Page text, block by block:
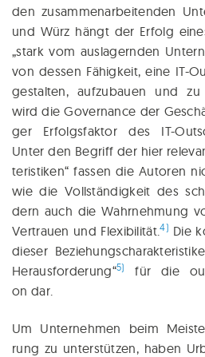
den zusam­men­ar­bei­ten­den
und Würz hängt der Erfolg
„stark vom aus­la­gern­den
von des­sen Fähig­keit, eine IT-
gestal­ten, auf­zu­bau­en und zu
wird die Gover­nan­ce der
ger Erfolgs­fak­tor des IT-
Unter den Begriff der hier
te­ris­ti­ken“ fas­sen die Autoren
wie die Voll­stän­dig­keit des
dern auch die Wahr­neh­mung
Ver­trau­en und Fle­xi­bi­li­tät.4) Die
die­ser
Her­aus­for­de­rung“5)
für die
on dar.
Um Unter­neh­men beim
rung zu unter­stüt­zen, haben